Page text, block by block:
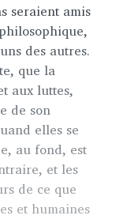
seraient amis
des autres.
que la
aux luttes,
de son
elles se
au fond, est
et les
de ce que
et humaines